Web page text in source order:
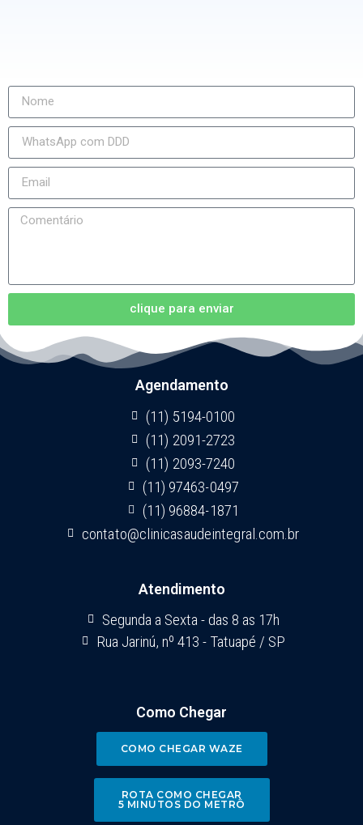
clique para enviar
Agendamento
(11) 5194-0100
(11) 2091-2723
(11) 2093-7240
(11) 97463-0497
(11) 96884-1871
contato@clinicasaudeintegral.com.br
Atendimento
Segunda a Sexta - das 8 as 17h
Rua Jarinú, nº 413 - Tatuapé / SP
Como Chegar
COMO CHEGAR WAZE
ROTA COMO CHEGAR
5 MINUTOS DO METRÔ